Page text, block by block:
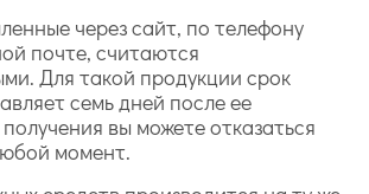
через сайт, по телефону
почте, считаются
Для такой продукции срок
семь дней после ее
вы можете отказаться
момент.